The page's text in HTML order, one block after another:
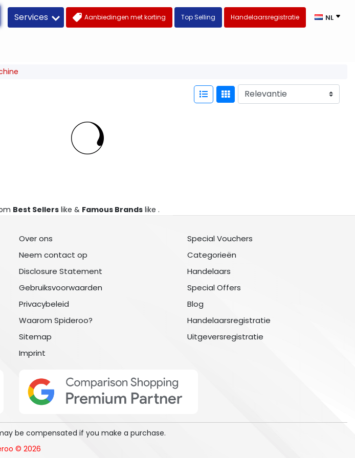
Services Aanbiedingen met korting Top Selling Handelaarsregistratie NL
Best Sellers like & Famous Brands like .
Over ons
Neem contact op
Disclosure Statement
Gebruiksvoorwaarden
Privacybeleid
Waarom Spideroo?
Sitemap
Imprint
Special Vouchers
Categorieën
Handelaars
Special Offers
Blog
Handelaarsregistratie
Uitgeversregistratie
be compensated if you make a purchase.
© 2026